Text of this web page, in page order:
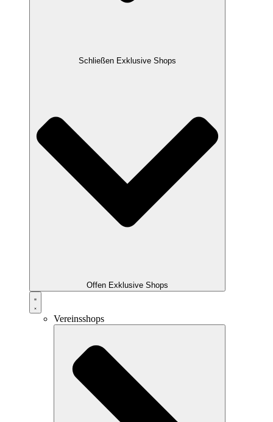
Schließen Exklusive Shops
Offen Exklusive Shops
Vereinsshops